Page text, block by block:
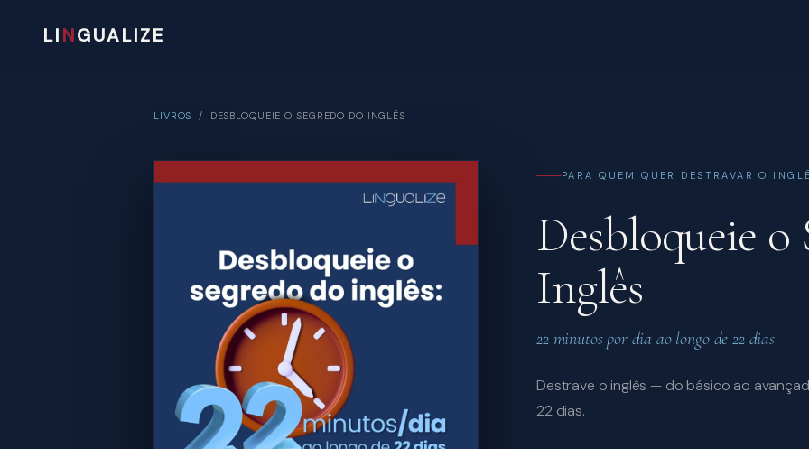
LINGUALIZE
LIVROS / DESBLOQUEIE O SEGREDO DO INGLÊS
PARA QUEM QUER DESTRAVAR O
Desbloqueie o
Inglês
22 minutos por dia ao longo de 22 dias
Destrave o inglês — do básico ao
22 dias.